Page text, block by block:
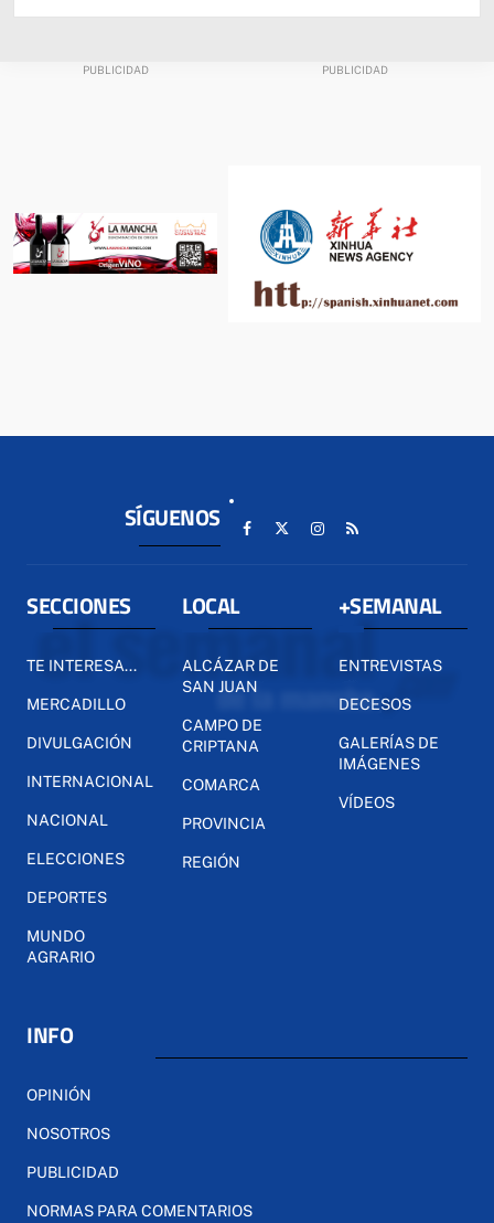
SÍGUENOS
SECCIONES
TE INTERESA...
MERCADILLO
DIVULGACIÓN
INTERNACIONAL
NACIONAL
ELECCIONES
DEPORTES
MUNDO
AGRARIO
LOCAL
ALCÁZAR DE
SAN JUAN
CAMPO DE
CRIPTANA
COMARCA
PROVINCIA
REGIÓN
+SEMANAL
ENTREVISTAS
DECESOS
GALERÍAS DE
IMÁGENES
VÍDEOS
INFO
OPINIÓN
NOSOTROS
PUBLICIDAD
NORMAS PARA COMENTARIOS